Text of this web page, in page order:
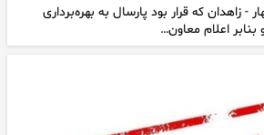
چابهار - زاهدان که قرار بود پارسال به بهره‌برداری
اعلام معاون…